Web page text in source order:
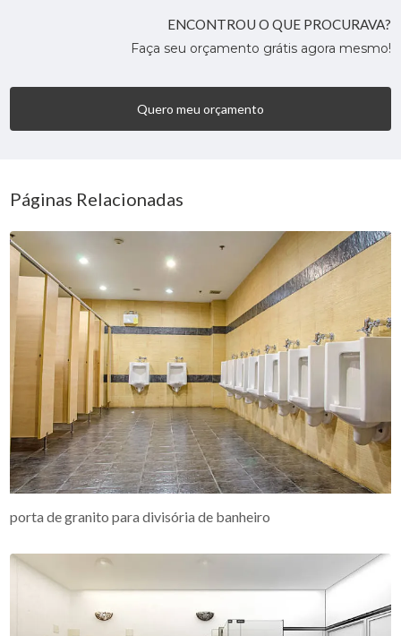
ENCONTROU O QUE PROCURAVA?
Faça seu orçamento grátis agora mesmo!
Quero meu orçamento
Páginas Relacionadas
porta de granito para divisória de banheiro